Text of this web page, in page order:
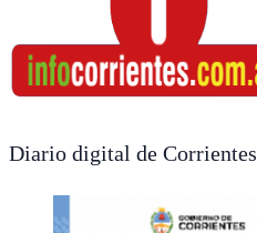
Diario digital de Corrientes